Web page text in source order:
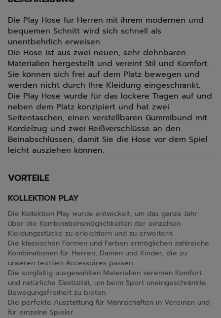
Die Play Hose für Herren mit ihrem modernen und
bequemen Schnitt wird sich schnell als
unentbehrlich erweisen.
Die Hose ist aus zwei neuen, sehr dehnbaren
Materialien hergestellt und vereint Stil und Komfort.
Sie können sich frei auf dem Platz bewegen und
werden nicht durch Ihre Kleidung eingeschränkt.
Die Play Hose wurde für das lockere Tragen auf und
neben dem Platz konzipiert und hat zwei
Seitentaschen, einen verstellbaren Gummibund mit
Kordelzug und zwei Reißverschlüsse an den
Beinabschlüssen, damit Sie die Hose vor dem Spiel
leicht ausziehen können.
VORTEILE
KOLLEKTION PLAY
Die Kollektion Play wurde entwickelt, um das ganze Jahr
über die Kombinationsmöglichkeiten der einzelnen
Kleidungsstücke zu erleichtern und zu erweitern.
Die klassischen Formen und Farben ermöglichen zahlreiche
Kombinationen für Herren, Damen und Kinder, die zu
unseren textilen Accessoires passen.
Die sorgfältig ausgewählten Materialien vereinen Komfort
und natürliche Elastizität, um beim Sport uneingeschränkte
Bewegungsfreiheit zu bieten.
Die perfekte Ausstattung für Mannschaften in Vereinen und
für einzelne Spieler.